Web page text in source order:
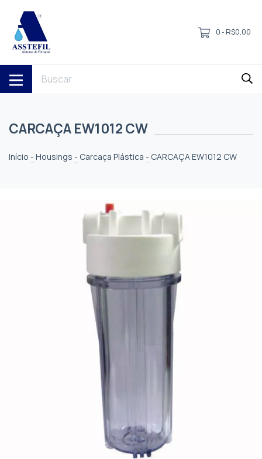
0 - R$0,00
CARCAÇA EW1012 CW
Início - Housings - Carcaça Plástica - CARCAÇA EW1012 CW